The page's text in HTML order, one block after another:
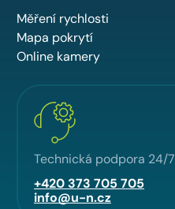
Měření rychlosti
Mapa pokrytí
Online kamery
Technická podpora 24/7
+420 373 705 705
info@u-n.cz